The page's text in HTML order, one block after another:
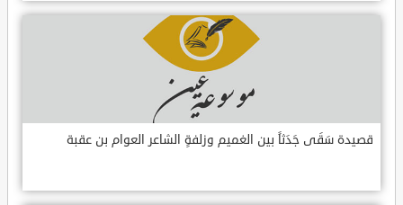
قصيدة سَقَى جَدَثاً بين الغميم وزلفةٍ الشاعر العوام بن عقبة